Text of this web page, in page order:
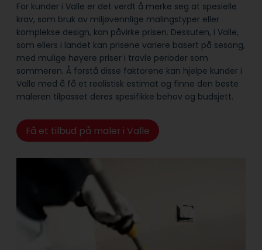
For kunder i Valle er det verdt å merke seg at spesielle
krav, som bruk av miljøvennlige malingstyper eller
komplekse design, kan påvirke prisen. Dessuten, i Valle,
som ellers i landet kan prisene variere basert på sesong,
med mulige høyere priser i travle perioder som
sommeren. Å forstå disse faktorene kan hjelpe kunder i
Valle med å få et realistisk estimat og finne den beste
maleren tilpasset deres spesifikke behov og budsjett.
Få et tilbud på maler i Valle